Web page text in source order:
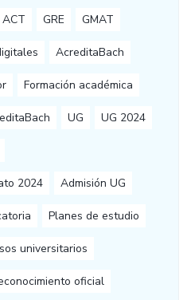
ACT GRE GMAT
AcreditaBach
Formación académica
UG UG 2024
2024 Admisión UG
Planes de estudio
universitarios
oficial